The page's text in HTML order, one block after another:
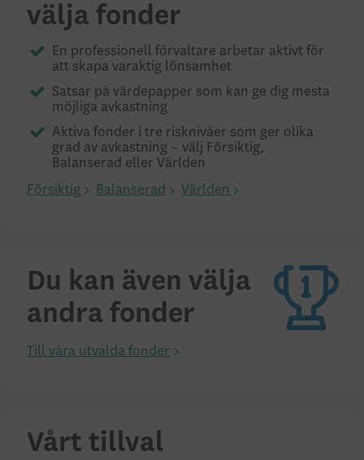
välja fonder
En professionell förvaltare arbetar aktivt för
att skapa varaktig lönsamhet
Satsar på värdepapper som kan ge dig mesta
möjliga avkastning
Aktiva fonder i tre risknivåer som ger olika
grad av avkastning – välj Försiktig,
Balanserad eller Världen
Försiktig
Balanserad Världen
Du kan även välja
andra fonder
Till våra utvalda fonder
Vårt tillval